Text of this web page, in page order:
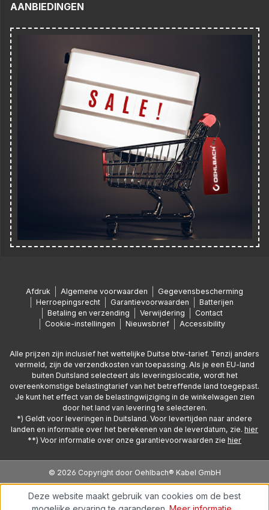
AANBIEDINGEN
Afdruk Algemene voorwaarden
Gegevensbescherming
Herroepingsrecht
Garantievoorwaarden
Batterijen
Betaling en verzending
Verwijdering
Contact
Cookie-instellingen
Nieuwsbrief Accessibility
Alle prijzen zijn inclusief het wettelijke Duitse btw-tarief. Tenzij anders
vermeld, zijn de verzendkosten van toepassing. Als je een EU-land
buiten Duitsland selecteert als leveringslocatie, wordt het
overeenkomstige belastingtarief van het betreffende land toegepast.
Je kunt het effect van de belastingwijziging in de winkelwagen zien
door het land van levering te selecteren.
*) Geldt voor leveringen in Duitsland. Voor levertijden naar andere
landen en informatie over het berekenen van de leverdatum, zie. hier
**) Voor informatie over onze garantievoorwaarden zie hier
© 2026 Copyright door Oehlbach® Kabel GmbH
Deze website maakt gebruik van cookies om de best